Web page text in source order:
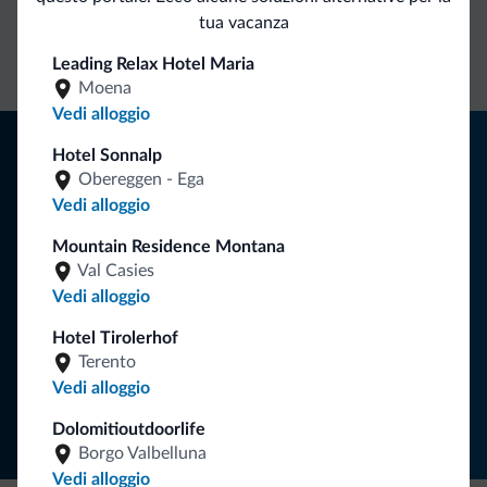
tua vacanza
Leading Relax Hotel Maria
Moena
Vedi alloggio
Hotel Sonnalp
Obereggen - Ega
Vedi alloggio
Mountain Residence Montana
Val Casies
Vedi alloggio
Hotel Tirolerhof
Terento
Vedi alloggio
Dolomitioutdoorlife
Borgo Valbelluna
Vedi alloggio
diretto
Tariffe
vantaggiose
Consigli dalle Dolomiti
Riceverai informazioni, offerte esclusive e news per la tua
ISCRIVITI ALLA NEWSLETTER